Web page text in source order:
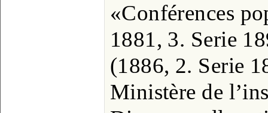
«Conférences
1881, 3. Serie
(1886, 2. Serie
Ministère de